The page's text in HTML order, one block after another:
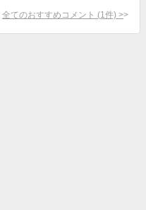
全てのおすすめコメント (1 件) >